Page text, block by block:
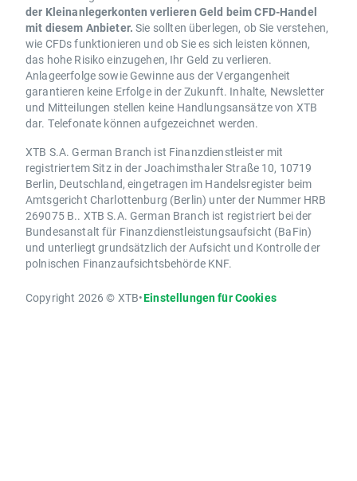
der Kleinanlegerkonten verlieren Geld beim CFD-Handel
mit diesem Anbieter. Sie sollten überlegen, ob Sie verstehen,
wie CFDs funktionieren und ob Sie es sich leisten können,
das hohe Risiko einzugehen, Ihr Geld zu verlieren.
Anlageerfolge sowie Gewinne aus der Vergangenheit
garantieren keine Erfolge in der Zukunft. Inhalte, Newsletter
und Mitteilungen stellen keine Handlungsansätze von XTB
dar. Telefonate können aufgezeichnet werden.
XTB S.A. German Branch ist Finanzdienstleister mit
registriertem Sitz in der Joachimsthaler Straße 10, 10719
Berlin, Deutschland, eingetragen im Handelsregister beim
Amtsgericht Charlottenburg (Berlin) unter der Nummer HRB
269075 B.. XTB S.A. German Branch ist registriert bei der
Bundesanstalt für Finanzdienstleistungsaufsicht (BaFin)
und unterliegt grundsätzlich der Aufsicht und Kontrolle der
polnischen Finanzaufsichtsbehörde KNF.
Copyright 2026 © XTB•Einstellungen für Cookies